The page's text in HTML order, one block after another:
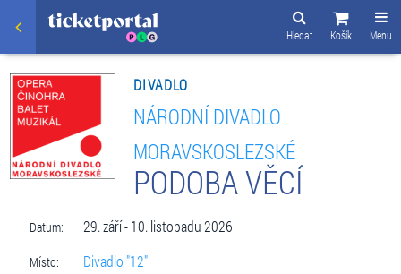
Menu
Košík
Hledat
DIVADLO
NÁRODNÍ DIVADLO
MORAVSKOSLEZSKÉ
PODOBA VĚCÍ
Datum: 29. září - 10. listopadu 2026
Místo: Divadlo "12"